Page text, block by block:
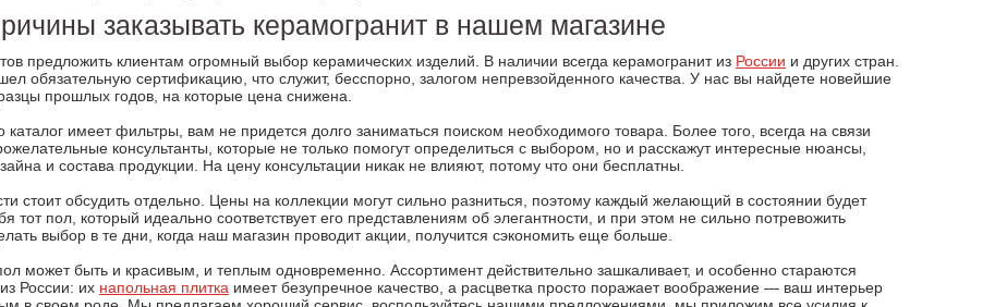
заказывать керамогранит в нашем магазине
предложить клиентам огромный выбор керамических изделий. В наличии всегда керамогранит из России и других стран.
обязательную сертификацию, что служит, бесспорно, залогом непревзойденного качества. У нас вы найдете новейшие
прошлых годов, на которые цена снижена.
каталог имеет фильтры, вам не придется долго заниматься поиском необходимого товара. Более того, всегда на связи
консультанты, которые не только помогут определиться с выбором, но и расскажут интересные нюансы,
и состава продукции. На цену консультации никак не влияют, потому что они бесплатны.
стоит обсудить отдельно. Цены на коллекции могут сильно разниться, поэтому каждый желающий в состоянии будет
тот пол, который идеально соответствует его представлениям об элегантности, и при этом не сильно потревожить
выбор в те дни, когда наш магазин проводит акции, получится сэкономить еще больше.
может быть и красивым, и теплым одновременно. Ассортимент действительно зашкаливает, и особенно стараются
России: их напольная плитка имеет безупречное качество, а расцветка просто поражает воображение — ваш интерьер